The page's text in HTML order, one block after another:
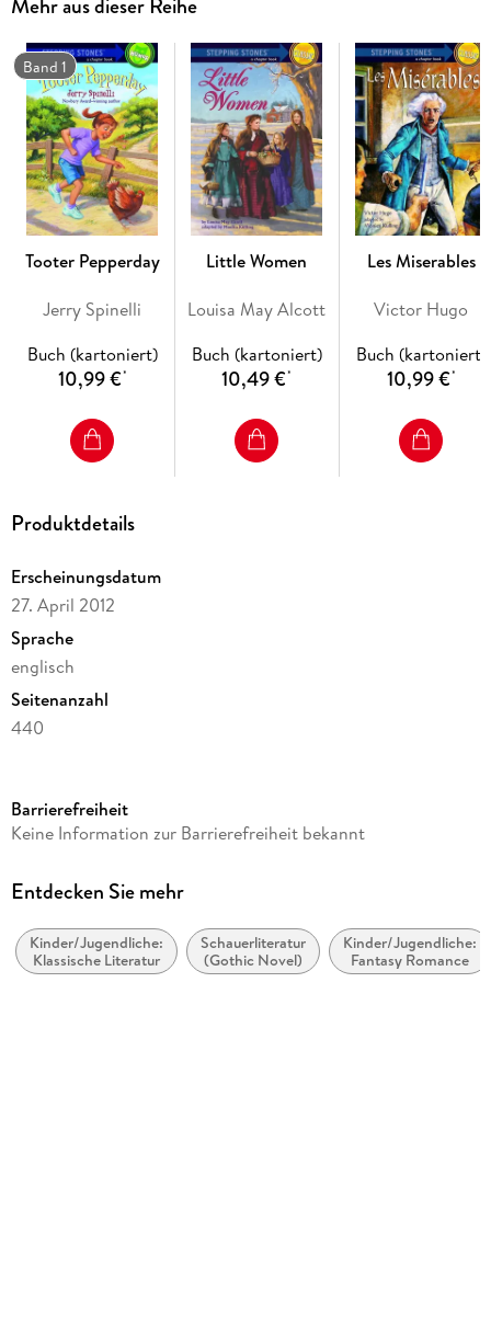
Band 1
Tooter Pepperday
Jerry Spinelli
Buch (kartoniert)
10,99 €*
Little Women
Louisa May Alcott
Buch (kartoniert)
10,49 €*
Les Miserables
Victor Hugo
Buch (kartoniert)
10,99 €*
Produktdetails
Erscheinungsdatum
27. April 2012
Sprache
englisch
Seitenanzahl
440
Autor/Autorin
Verlag/Hersteller
Produktart
kartoniert
Barrierefreiheit
Keine Information zur Barrierefreiheit bekannt
Entdecken Sie mehr
Kinder/Jugendliche:
Klassische Literatur
Schauerliteratur
(Gothic Novel)
Kinder/Jugendliche:
Fantasy Romance